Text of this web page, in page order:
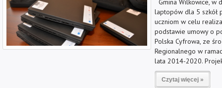
Gmina Wilkowice, w
laptopów dla 5 szkół
uczniom w celu
podstawie umowy o
Polska Cyfrowa, ze
Regionalnego w
lata 2014-2020.
Czytaj więcej »